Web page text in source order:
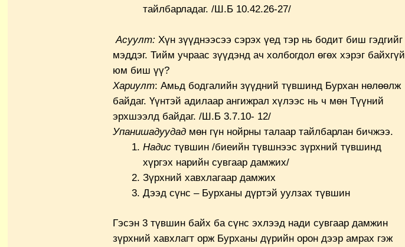
тайлбарладаг. /Ш.Б 10.42.26-27/
Асуулт: Хүн зүүднээсээ сэрэх үед тэр нь бодит биш гэдгийг
мэддэг. Тийм учраас зүүдэнд ач холбогдол өгөх хэрэг байхгүй
юм биш үү?
Хариулт: Амьд бодгалийн зүүдний түвшинд Бурхан нөлөөлж
байдаг. Үүнтэй адилаар ангижрал хүлээс нь ч мөн Түүний
эрхшээлд байдаг. /Ш.Б 3.7.10- 12/
Упанишадуудадмөн гүн нойрны талаар тайлбарлан бичжээ.
Надистүвшин /биеийн түвшнээс зүрхний түвшинд
хүргэх нарийн сувгаар дамжих/
Зүрхний хавхлагаар дамжих
Дээд сүнс – Бурханы дүртэй уулзах түвшин
Гэсэн 3 түвшин байх ба сүнс эхлээд нади сувгаар дамжин
зүрхний хавхлагт орж Бурханы дүрийн орон дээр амрах гэж